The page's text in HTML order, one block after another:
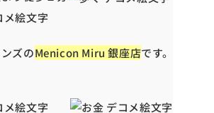
ズのMenicon Miru 銀座店です。